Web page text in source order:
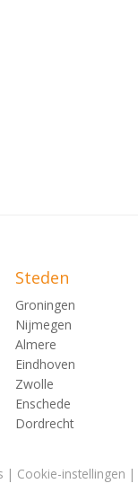
2)
Steden
Groningen
Nijmegen
Almere
Eindhoven
Zwolle
Enschede
Dordrecht
| Cookie-instellingen |